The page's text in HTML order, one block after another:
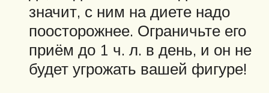
значит, с ним на диете надо
поосторожнее. Ограничьте его
приём до 1 ч. л. в день, и он не
будет угрожать вашей фигуре!